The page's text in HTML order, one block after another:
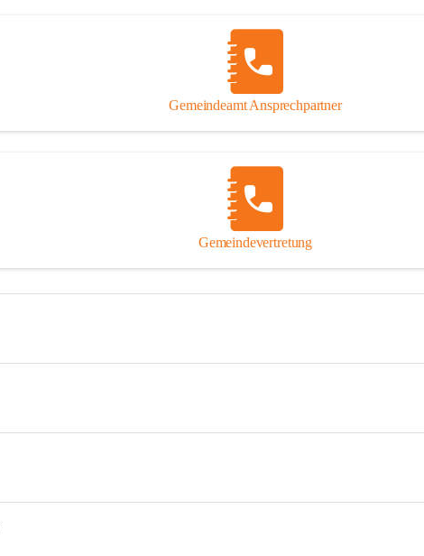
Gemeindeamt Ansprechpartner
Gemeindevertretung